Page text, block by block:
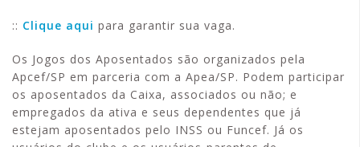
:: Clique aqui para garantir sua vaga.
Os Jogos dos Aposentados são organizados pela
Apcef/SP em parceria com a Apea/SP. Podem participar
os aposentados da Caixa, associados ou não; e
empregados da ativa e seus dependentes que já
estejam aposentados pelo INSS ou Funcef. Já os